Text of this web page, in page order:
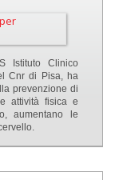
Istituto Clinico
Cnr di Pisa, ha
prevenzione di
attività fisica e
aumentano le